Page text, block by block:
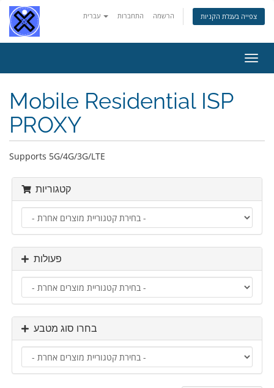
התחברות הרשמה צפייה בעגלת הקניות
ניווט
Mobile Residential ISP
PROXY
Supports 5G/4G/3G/LTE
קטגוריות
פעולות
בחרו סוג מטבע